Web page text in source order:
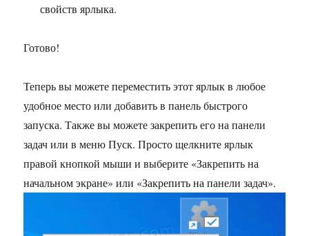
свойств ярлыка.
Готово!
Теперь вы можете переместить этот ярлык в любое
удобное место или добавить в панель быстрого
запуска. Также вы можете закрепить его на панели
задач или в меню Пуск. Просто щелкните ярлык
правой кнопкой мыши и выберите «Закрепить на
начальном экране» или «Закрепить на панели задач».